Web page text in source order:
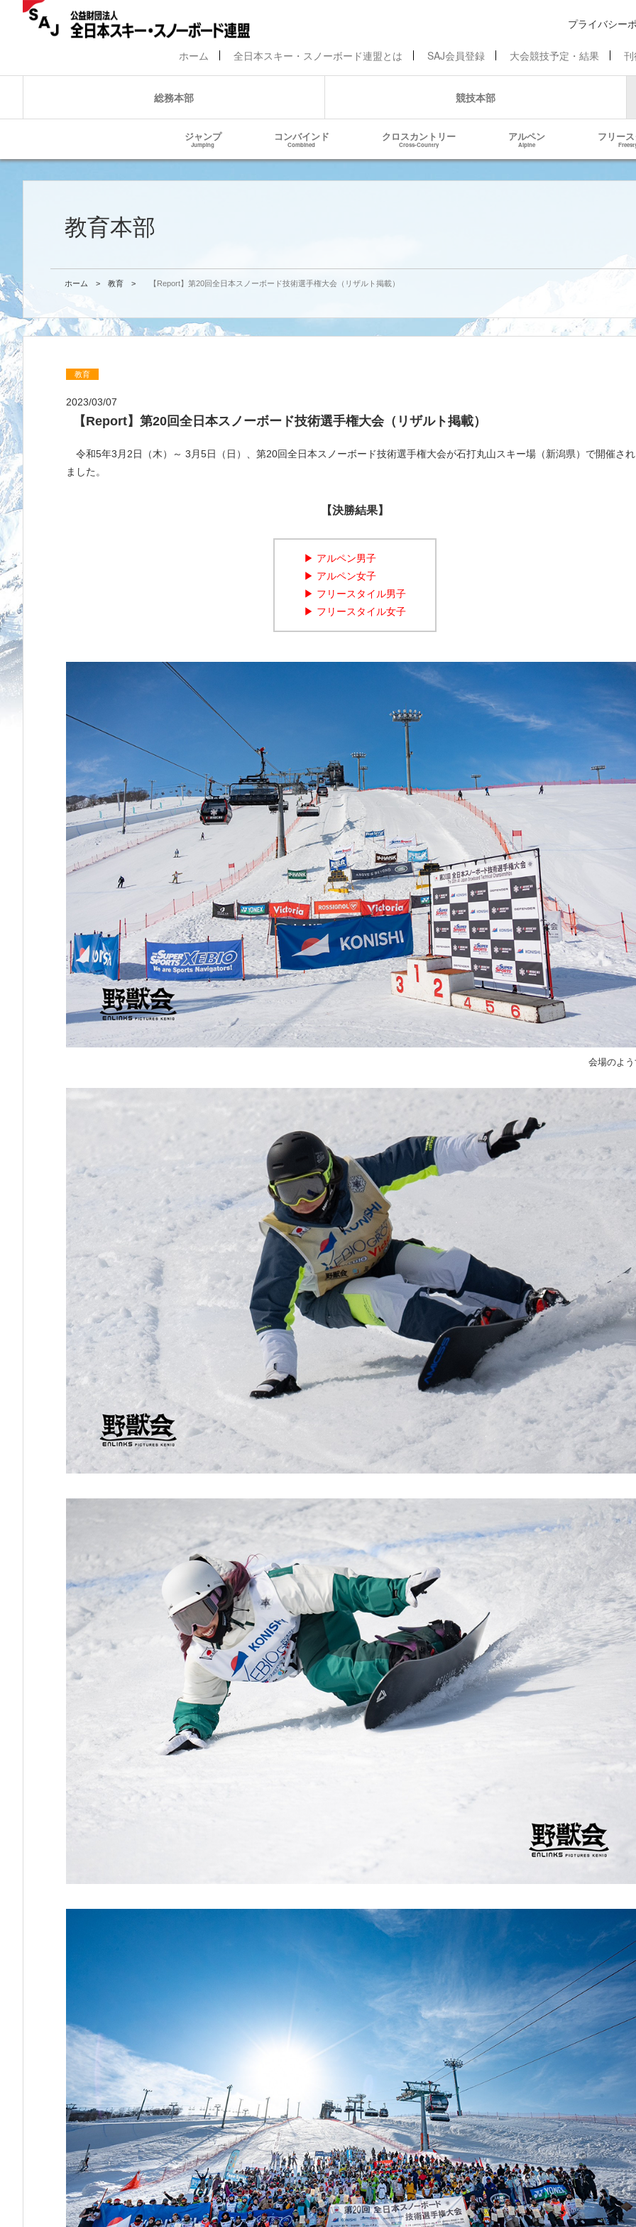
プライバシー
ホーム 全日本スキー・スノーボード連盟とは SAJ会員登録 大会競技予定・結果
総務本部 競技本部
ジャンプ
Jumping
コンバインド
Combined
クロスカントリー
Cross-Country
アルペン
Alpine
フリー
教育本部
ホーム > 教育 > 【Report】第20回全日本スノーボード技術選手権大会（リザルト掲載）
教育
2023/03/07
【Report】第20回全日本スノーボード技術選手権大会（リザルト掲載）
令和5年3月2日（木）～ 3月5日（日）、第20回全日本スノーボード技術選手権大会が石打丸山スキー場（新潟県）で開催され
ました。
【決勝結果】
アルペン男子
アルペン女子
フリースタイル男子
フリースタイル女子
会場のよ